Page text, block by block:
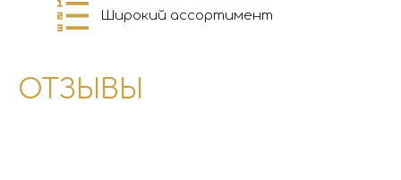
Широкий ассортимент
ОТЗЫВЫ